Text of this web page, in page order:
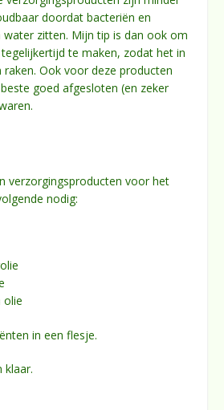
doordat bacteriën en
water zitten. Mijn tip is dan ook om
te maken, zodat het in
raken. Ook voor deze producten
goed afgesloten (en zeker
verzorgingsproducten voor het
nodig:
olie
in een flesje.
klaar.